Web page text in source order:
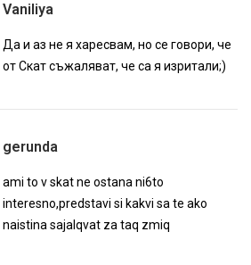
Vaniliya
Да и аз не я харесвам, но се говори, че
от Скат съжаляват, че са я изритали;)
gerunda
ami to v skat ne ostana ni6to
interesno,predstavi si kakvi sa te ako
naistina sajalqvat za taq zmiq